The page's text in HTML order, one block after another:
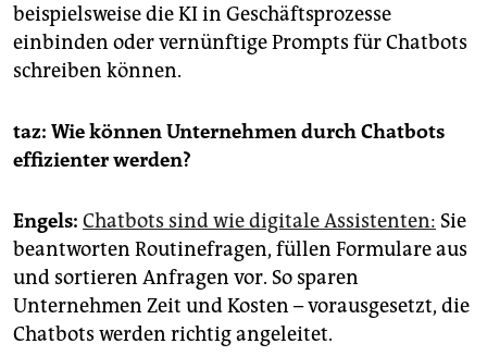
beispielsweise die KI in Geschäftsprozesse
einbinden oder vernünftige Prompts für Chatbots
schreiben können.
taz: Wie können Unternehmen durch Chatbots
effizienter werden?
Engels: Chatbots sind wie digitale Assistenten: Sie
beantworten Routinefragen, füllen Formulare aus
und sortieren Anfragen vor. So sparen
Unternehmen Zeit und Kosten – vorausgesetzt, die
Chatbots werden richtig angeleitet.